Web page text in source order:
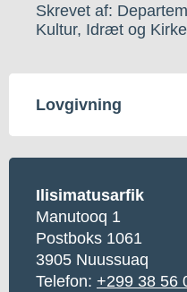
Skrevet af:
Kultur, Idræt og Kirke
Lovgivning
Ilisimatusarfik
Manutooq 1
Postboks 1061
3905 Nuussuaq
Telefon: +299 38 56